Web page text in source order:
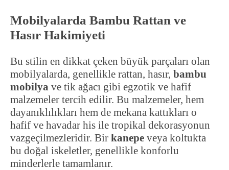
Mobilyalarda Bambu Rattan ve
Hasır Hakimiyeti
Bu stilin en dikkat çeken büyük parçaları olan
mobilyalarda, genellikle rattan, hasır, bambu
mobilya ve tik ağacı gibi egzotik ve hafif
malzemeler tercih edilir. Bu malzemeler, hem
dayanıklılıkları hem de mekana kattıkları o
hafif ve havadar his ile tropikal dekorasyonun
vazgeçilmezleridir. Bir kanepe veya koltukta
bu doğal iskeletler, genellikle konforlu
minderlerle tamamlanır.